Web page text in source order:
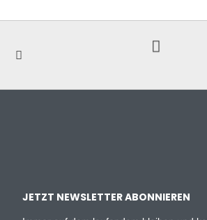
JETZT NEWSLETTER ABONNIEREN